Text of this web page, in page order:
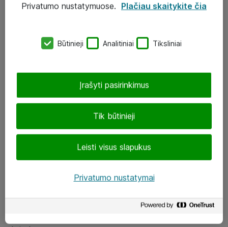
eShop@atea.lt
LinkedIn
Privatumo nustatymuose. Plačiau skaitykite čia
Būtinieji Analitiniai Tiksliniai
Tik būtinieji
Leisti visus slapukus
Įrašyti pasirinkimus
Privatumo nustatymai